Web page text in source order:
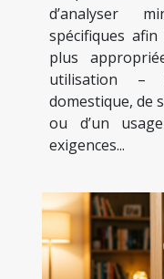
d’analyser
spécifiques
plus
utilisation –
domestique, de
ou d’un
exigences...